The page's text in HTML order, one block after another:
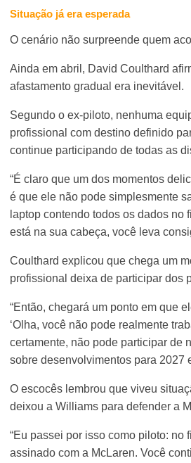
Situação já era esperada
O cenário não surpreende quem
Ainda em abril, David Coulthard
afastamento gradual era inevitável.
Segundo o ex-piloto, nenhuma
profissional com destino definido
continue participando de todas as
“É claro que um dos momentos
é que ele não pode simplesmente
laptop contendo todos os dados no
está na sua cabeça, você leva
Coulthard explicou que chega um
profissional deixa de participar dos
“Então, chegará um ponto em que
‘Olha, você não pode realmente
certamente, não pode participar de
sobre desenvolvimentos para 2027
O escocês lembrou que viveu
deixou a Williams para defender a
“Eu passei por isso como piloto: no
assinado com a McLaren. Você